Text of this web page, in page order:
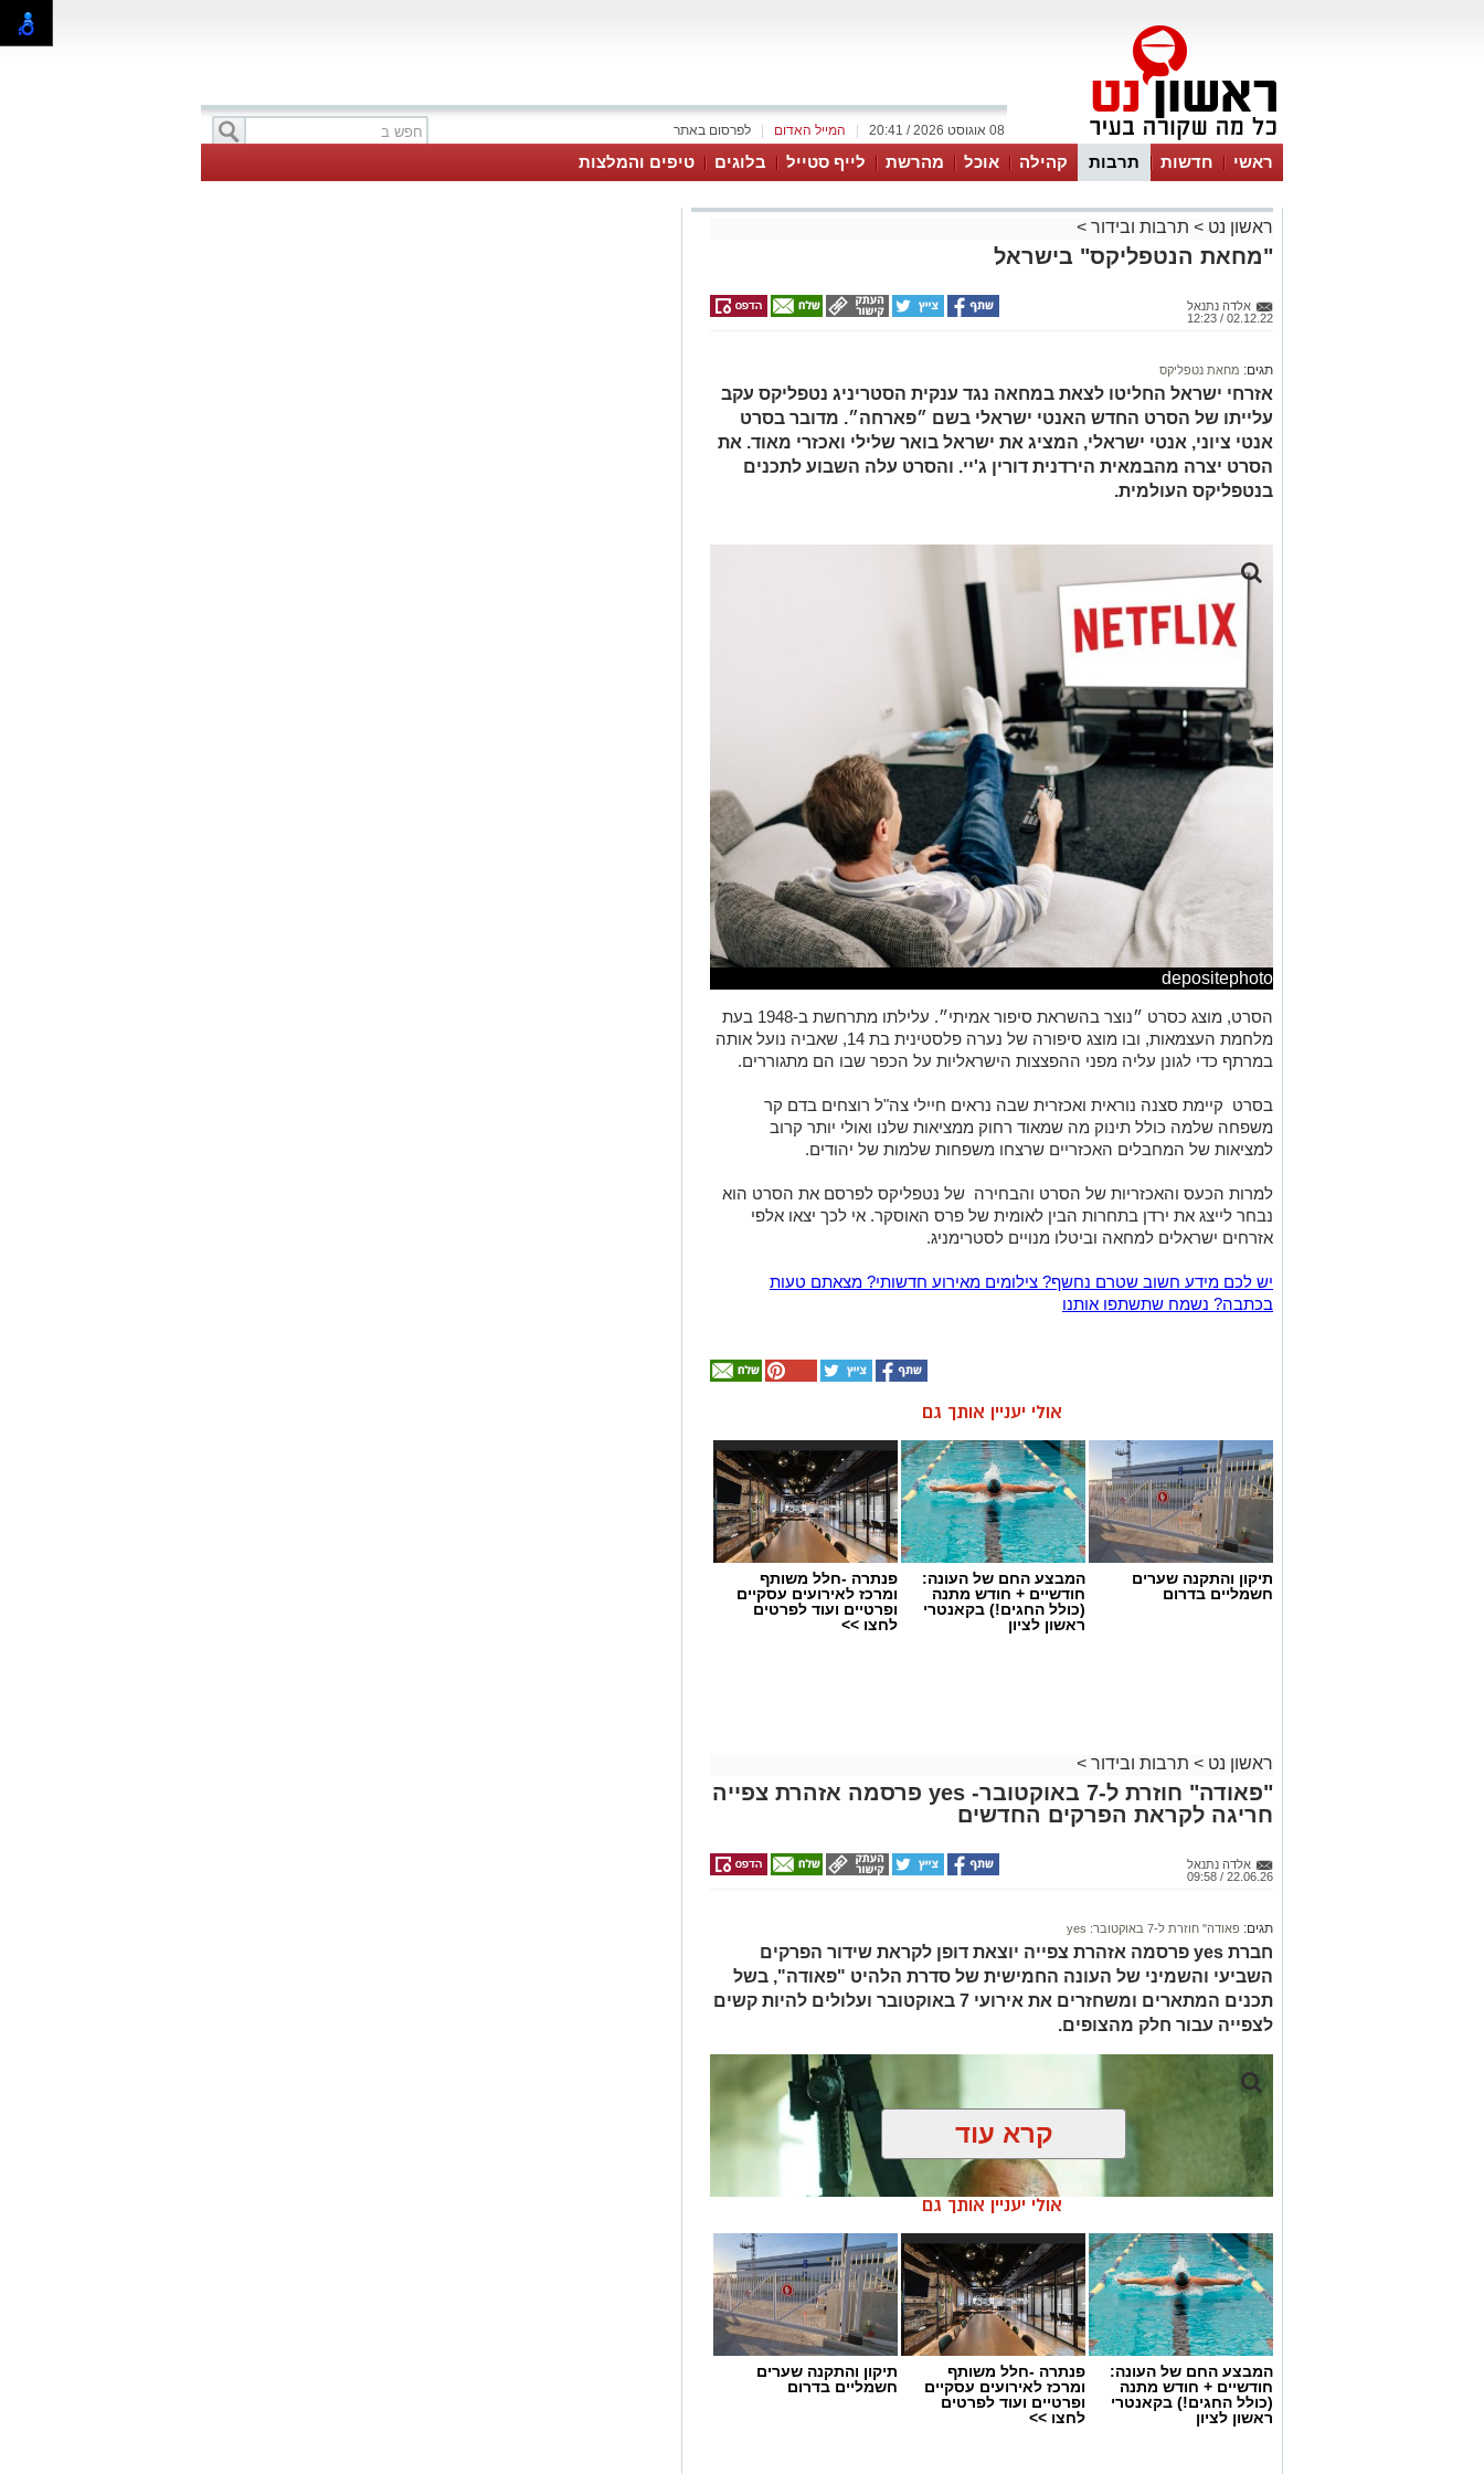
לפרסום באתר המייל האדום 08 אוגוסט 2026 / 20:41
ראשי חדשות תרבות קהילה אוכל מהרשת לייף סטייל בלוגים טיפים והמלצות
ראשון נט > תרבות ובידור >
"מחאת הנטפליקס" בישראל
אלדה נתנאל
02.12.22 / 12:23
תגים: מחאת נטפליקס
אזרחי ישראל החליטו לצאת במחאה נגד ענקית הסטריניג נטפליקס עקב
עלייתו של הסרט החדש האנטי ישראלי בשם ״פארחה״. מדובר בסרט
אנטי ציוני, אנטי ישראלי, המציג את ישראל בואר שלילי ואכזרי מאוד. את
הסרט יצרה מהבמאית הירדנית דורין ג'יי. והסרט עלה השבוע לתכנים
בנטפליקס העולמית.
depositephoto
הסרט, מוצג כסרט ״נוצר בהשראת סיפור אמיתי״. עלילתו מתרחשת ב-1948 בעת
מלחמת העצמאות, ובו מוצג סיפורה של נערה פלסטינית בת 14, שאביה נועל אותה
במרתף כדי לגונן עליה מפני ההפצצות הישראליות על הכפר שבו הם מתגוררים.
בסרט קיימת סצנה נוראית ואכזרית שבה נראים חיילי צה"ל רוצחים בדם קר
משפחה שלמה כולל תינוק מה שמאוד רחוק ממציאות שלנו ואולי יותר קרוב
למציאות של המחבלים האכזריים שרצחו משפחות שלמות של יהודים.
למרות הכעס והאכזריות של הסרט והבחירה של נטפליקס לפרסם את הסרט הוא
נבחר לייצג את ירדן בתחרות הבין לאומית של פרס האוסקר. אי לכך יצאו אלפי
אזרחים ישראלים למחאה וביטלו מנויים לסטרימניג.
יש לכם מידע חשוב שטרם נחשף? צילומים מאירוע חדשותי? מצאתם טעות
בכתבה? נשמח שתשתפו אותנו
אולי יעניין אותך גם
תיקון והתקנה שערים
חשמליים בדרום
המבצע החם של העונה:
חודשיים + חודש מתנה
(כולל החגים!) בקאנטרי
ראשון לציון
פנתרה -חלל משותף
ומרכז לאירועים עסקיים
ופרטיים ועוד לפרטים
לחצו >>
ראשון נט > תרבות ובידור >
"פאודה" חוזרת ל-7 באוקטובר- yes פרסמה אזהרת צפייה
חריגה לקראת הפרקים החדשים
אלדה נתנאל
22.06.26 / 09:58
תגים: פאודה" חוזרת ל-7 באוקטובר: yes
חברת yes פרסמה אזהרת צפייה יוצאת דופן לקראת שידור הפרקים
השביעי והשמיני של העונה החמישית של סדרת הלהיט "פאודה", בשל
תכנים המתארים ומשחזרים את אירועי 7 באוקטובר ועלולים להיות קשים
לצפייה עבור חלק מהצופים.
קרא עוד
אולי יעניין אותך גם
המבצע החם של העונה:
חודשיים + חודש מתנה
(כולל החגים!) בקאנטרי
ראשון לציון
פנתרה -חלל משותף
ומרכז לאירועים עסקיים
ופרטיים ועוד לפרטים
לחצו >>
תיקון והתקנה שערים
חשמליים בדרום